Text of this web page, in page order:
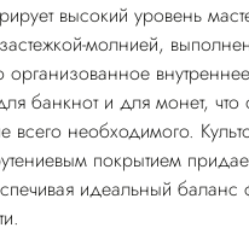
высокий уровень
молнией,
банкнот и для монет,
всего необходимого.
покрытием
идеальный